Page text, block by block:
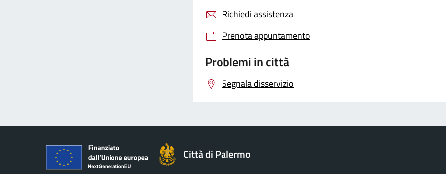
Richiedi assistenza
Prenota appuntamento
Problemi in città
Segnala disservizio
Città di Palermo